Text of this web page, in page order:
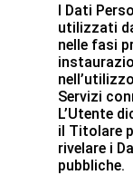
I Dati
utilizzati
nelle fasi
Servizi
L’Utente
il Titolare
rivelare i
pubbliche.